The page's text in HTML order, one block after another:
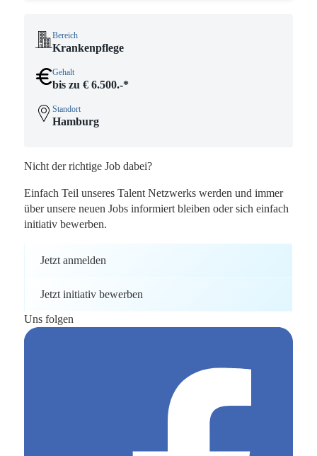
Bereich
Krankenpflege
Gehalt
bis zu € 6.500.-*
Standort
Hamburg
Nicht der richtige Job dabei?
Einfach Teil unseres Talent Netzwerks werden und immer
über unsere neuen Jobs informiert bleiben oder sich einfach
initiativ bewerben.
Jetzt anmelden
Jetzt initiativ bewerben
Uns folgen